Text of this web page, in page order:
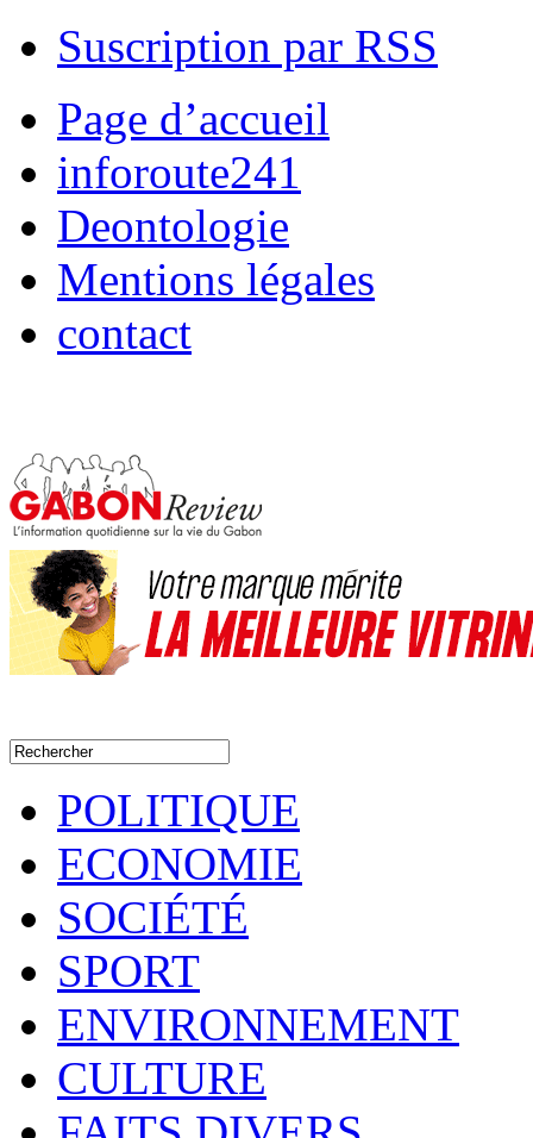
Suscription par RSS
Page d’accueil
inforoute241
Deontologie
Mentions légales
contact
POLITIQUE
ECONOMIE
SOCIÉTÉ
SPORT
ENVIRONNEMENT
CULTURE